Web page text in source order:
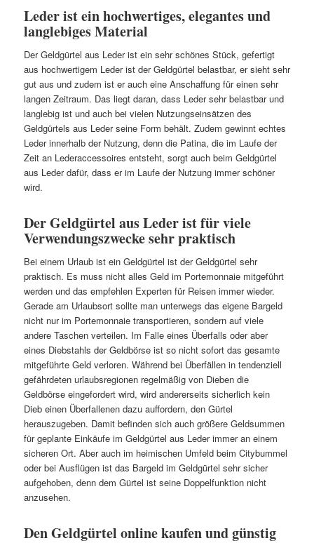
Leder ist ein hochwertiges, elegantes und
langlebiges Material
Der Geldgürtel aus Leder ist ein sehr schönes Stück, gefertigt
aus hochwertigem Leder ist der Geldgürtel belastbar, er sieht sehr
gut aus und zudem ist er auch eine Anschaffung für einen sehr
langen Zeitraum. Das liegt daran, dass Leder sehr belastbar und
langlebig ist und auch bei vielen Nutzungseinsätzen des
Geldgürtels aus Leder seine Form behält. Zudem gewinnt echtes
Leder innerhalb der Nutzung, denn die Patina, die im Laufe der
Zeit an Lederaccessoires entsteht, sorgt auch beim Geldgürtel
aus Leder dafür, dass er im Laufe der Nutzung immer schöner
wird.
Der Geldgürtel aus Leder ist für viele
Verwendungszwecke sehr praktisch
Bei einem Urlaub ist ein Geldgürtel ist der Geldgürtel sehr
praktisch. Es muss nicht alles Geld im Portemonnaie mitgeführt
werden und das empfehlen Experten für Reisen immer wieder.
Gerade am Urlaubsort sollte man unterwegs das eigene Bargeld
nicht nur im Portemonnaie transportieren, sondern auf viele
andere Taschen verteilen. Im Falle eines Überfalls oder aber
eines Diebstahls der Geldbörse ist so nicht sofort das gesamte
mitgeführte Geld verloren. Während bei Überfällen in tendenziell
gefährdeten urlaubsregionen regelmäßig von Dieben die
Geldbörse eingefordert wird, wird andererseits sicherlich kein
Dieb einen Überfallenen dazu auffordern, den Gürtel
herauszugeben. Damit befinden sich auch größere Geldsummen
für geplante Einkäufe im Geldgürtel aus Leder immer an einem
sicheren Ort. Aber auch im heimischen Umfeld beim Citybummel
oder bei Ausflügen ist das Bargeld im Geldgürtel sehr sicher
aufgehoben, denn dem Gürtel ist seine Doppelfunktion nicht
anzusehen.
Den Geldgürtel online kaufen und günstig